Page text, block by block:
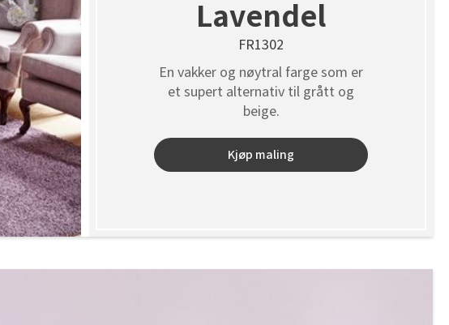
Lavendel
FR1302
En vakker og nøytral farge som er
et supert alternativ til grått og
beige.
Kjøp maling